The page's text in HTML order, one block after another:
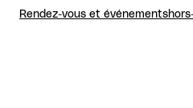
Rendez-vous et événements